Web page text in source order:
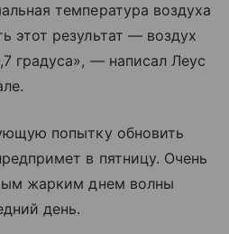
температура воздуха
этот результат — воздух
градуса», — написал Леус
попытку обновить
в пятницу. Очень
жарким днем волны
день.